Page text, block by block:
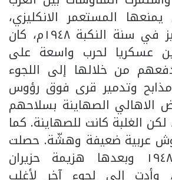
المستعمر الانكليزي،
ولما غادر الانكليز في سنة النكبة ١٩٤٨م، كان
عسكريا لحرب واسعة على
من خلالها إلى اللجوء
وتدمير قرى فوق رؤوس
الاهالي الصهاينة بسلاحهم
لكن الغلبة كانت للصهاينة. كما
عربية ضعيفة وهشّة. حصلت
النكبة عام م،١٩٤٨ وبعدها هزيمة حزيران
١٩٦٧م، وأدت إلى لجوء آخر لأغلب